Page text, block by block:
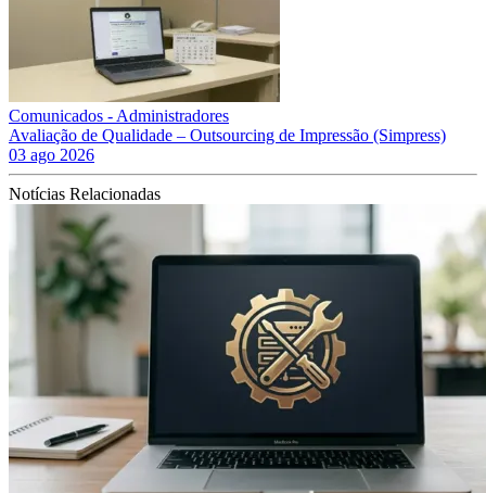
Comunicados - Administradores
Avaliação de Qualidade – Outsourcing de Impressão (Simpress)
03 ago 2026
Notícias Relacionadas